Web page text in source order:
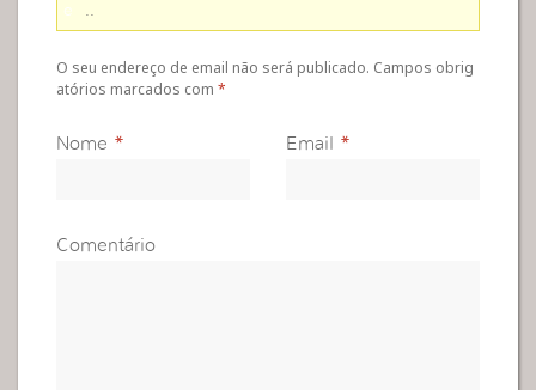
e
O seu endereço de email não será publicado. Campos obrig
atórios marcados com*
Nome * Email *
Comentário